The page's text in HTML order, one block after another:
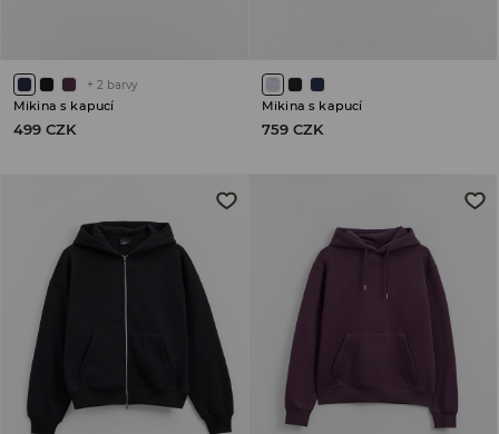
+ 2 barvy
Mikina s kapucí
499 CZK
Mikina s kapucí
759 CZK